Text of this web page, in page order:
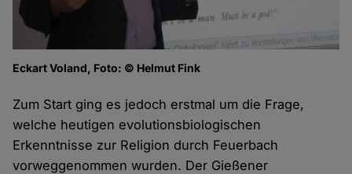
Eckart Voland, Foto: © Helmut Fink
Zum Start ging es jedoch erstmal um die Frage,
welche heutigen evolutionsbiologischen
Erkenntnisse zur Religion durch Feuerbach
vorweggenommen wurden. Der Gießener